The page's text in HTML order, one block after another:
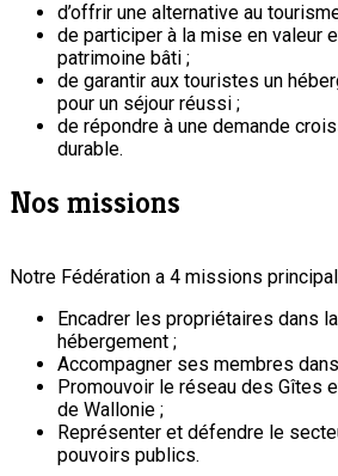
d’offrir une alternative au
de participer à la mise en valeur
patrimoine bâti ;
de garantir aux touristes un
pour un séjour réussi ;
de répondre à une demande
durable.
Nos missions
Notre Fédération a 4 missions
Encadrer les propriétaires dans
hébergement ;
Accompagner ses membres
Promouvoir le réseau des Gîtes
de Wallonie ;
Représenter et défendre le
pouvoirs publics.